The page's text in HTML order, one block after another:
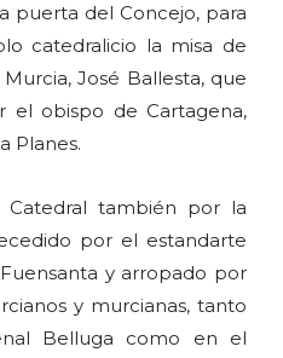
puerta del Concejo, para
catedralicio la misa de
José Ballesta, que
el obispo de Cartagena,
Planes.
también por la
por el estandarte
y arropado por
y murcianas, tanto
Belluga como en el